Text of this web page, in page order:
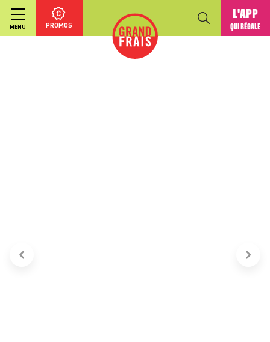
MENU PROMOS
L'APP
QUI RÉGALE